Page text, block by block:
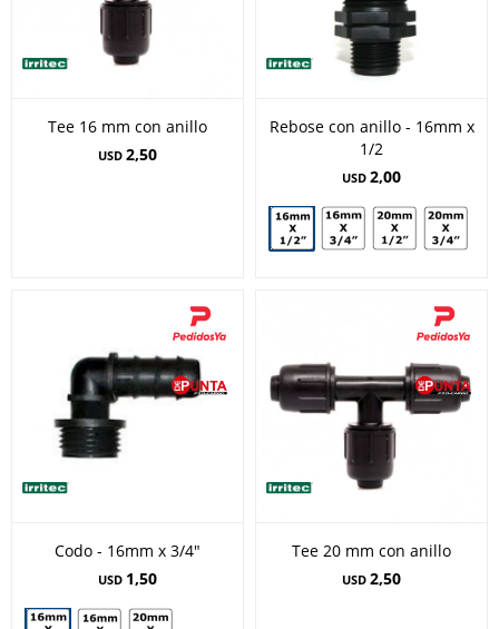
Tee 16 mm con anillo
USD 2,50
Rebose con anillo - 16mm x
1/2
USD 2,00
Codo - 16mm x 3/4"
USD 1,50
Tee 20 mm con anillo
USD 2,50